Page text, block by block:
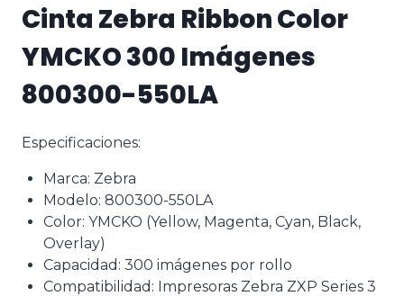
Cinta Zebra Ribbon Color
YMCKO 300 Imágenes
800300-550LA
Especificaciones:
Marca: Zebra
Modelo: 800300-550LA
Color: YMCKO (Yellow, Magenta, Cyan, Black,
Overlay)
Capacidad: 300 imágenes por rollo
Compatibilidad: Impresoras Zebra ZXP Series 3